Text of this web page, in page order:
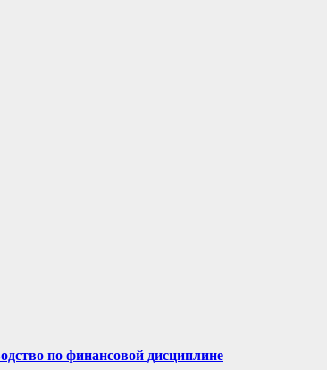
по финансовой дисциплине